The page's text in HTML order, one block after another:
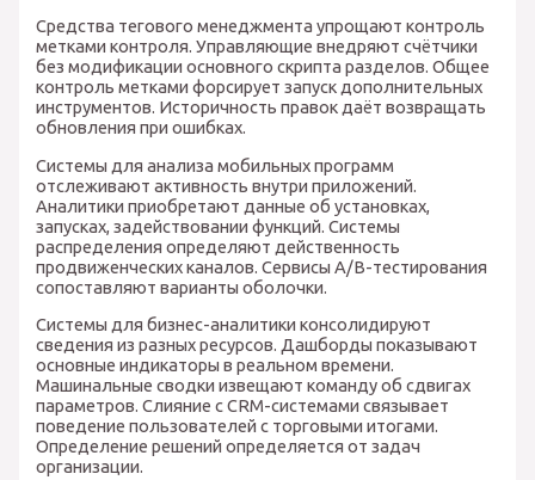
Средства тегового менеджмента упрощают контроль
метками контроля. Управляющие внедряют счётчики
без модификации основного скрипта разделов. Общее
контроль метками форсирует запуск дополнительных
инструментов. Историчность правок даёт возвращать
обновления при ошибках.
Системы для анализа мобильных программ
отслеживают активность внутри приложений.
Аналитики приобретают данные об установках,
запусках, задействовании функций. Системы
распределения определяют действенность
продвиженческих каналов. Сервисы A/B-тестирования
сопоставляют варианты оболочки.
Системы для бизнес-аналитики консолидируют
сведения из разных ресурсов. Дашборды показывают
основные индикаторы в реальном времени.
Машинальные сводки извещают команду об сдвигах
параметров. Слияние с CRM-системами связывает
поведение пользователей с торговыми итогами.
Определение решений определяется от задач
организации.